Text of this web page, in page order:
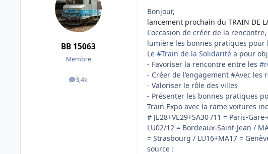
BB 15063
Membre
3,4k
messages
Bonjour,
lancement prochain du TRAIN DE
L'occasion de créer de la
lumière les bonnes pratiques
Le #Train de la Solidarité a pour
- Favoriser la rencontre entre les #
- Créer de l’engagement #Avec les
- Valoriser le rôle des villes
- Présenter les bonnes pratiques
Train Expo avec la rame voitures
# JE28+VE29+SA30 /11 = Paris-
LU02/12 = Bordeaux-Saint-Jean /
= Strasbourg / LU16+MA17 =
source :